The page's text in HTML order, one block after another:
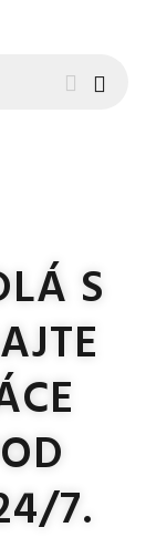
S
7.